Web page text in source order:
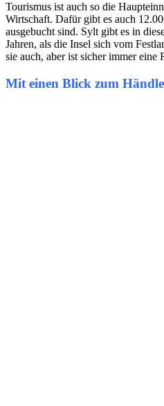
Tourismus ist auch so die
Wirtschaft. Dafür gibt es auch
ausgebucht sind. Sylt gibt es in
Jahren, als die Insel sich vom
sie auch, aber ist sicher immer eine
Mit einen Blick zum